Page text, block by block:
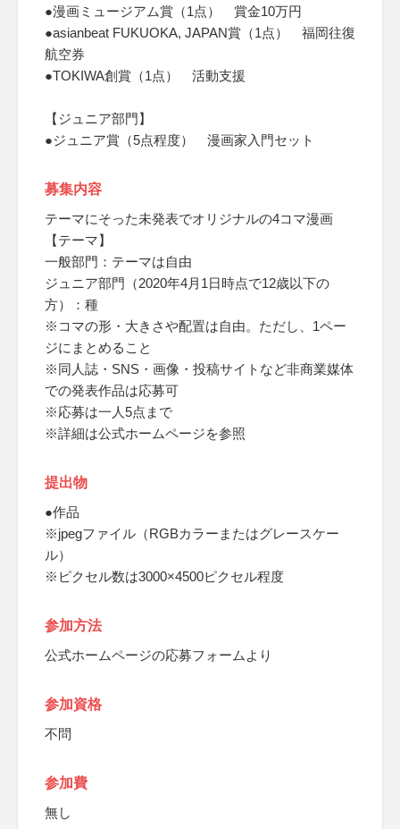
●漫画ミュージアム賞（1点） 賞金10万円
●asianbeat FUKUOKA, JAPAN賞（1点） 福岡往復
航空券
●TOKIWA創賞（1点） 活動支援
【ジュニア部門】
●ジュニア賞（5点程度） 漫画家入門セット
募集内容
テーマにそった未発表でオリジナルの4コマ漫画
【テーマ】
一般部門：テーマは自由
ジュニア部門（2020年4月1日時点で12歳以下の
方）：種
※コマの形・大きさや配置は自由。ただし、1ペー
ジにまとめること
※同人誌・SNS・画像・投稿サイトなど非商業媒体
での発表作品は応募可
※応募は一人5点まで
※詳細は公式ホームページを参照
提出物
●作品
※jpegファイル（RGBカラーまたはグレースケー
ル）
※ピクセル数は3000×4500ピクセル程度
参加方法
公式ホームページの応募フォームより
参加資格
不問
参加費
無し